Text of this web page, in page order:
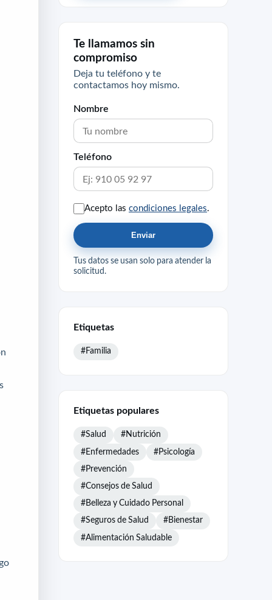
Te llamamos sin
compromiso
Deja tu teléfono y te
contactamos hoy mismo.
Nombre
Teléfono
Acepto las condiciones legales.
Enviar
Tus datos se usan solo para atender la
solicitud.
Etiquetas
#Familia
Etiquetas populares
#Salud #Nutrición
#Enfermedades #Psicología
#Prevención
#Consejos de Salud
#Belleza y Cuidado Personal
#Seguros de Salud #Bienestar
#Alimentación Saludable